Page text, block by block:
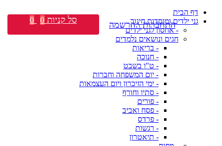
דף הבית
גני ילדים ומוסדות חינוך
- אחסון לגני ילדים
חגים ונושאים נלמדים
- בריאות
- חנוכה
- ט"ו בשבט
- יום המשפחה וחברות
- ימי הזיכרון ויום העצמאות
- סתיו וחורף
- פורים
- פסח ואביב
- פרדס
- רגשות
- תיאטרון
התחברות \ הרשמה סל קניות 0
0